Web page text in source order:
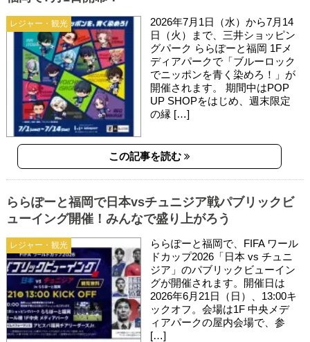
レジャー・観光
2026年7月1日（水）から7月14
日（火）まで、三井ショッピン
グパーク ららぽーと福岡 1Fメ
ディアパークで「ブルーロック
でニッポンを青く染めろ！」が
開催されます。 期間中はPOP
UP SHOPをはじめ、週末限定
の縁 […]
この記事を読む
レジャー・観光
ららぽーと福岡で日本vsチュニジア戦パブリックビ
ューイング開催！みんなで盛り上がろう
ららぽーと福岡で、FIFA ワール
ドカップ2026「日本 vs チュニ
ジア」のパブリックビューイン
グが開催されます。開催日は
2026年6月21日（日）、13:00キ
ックオフ。会場は1F 中央メデ
ィアパークの屋内会場で、参
[…]